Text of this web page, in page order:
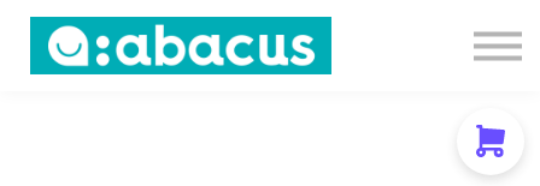
Nous contacter
About us